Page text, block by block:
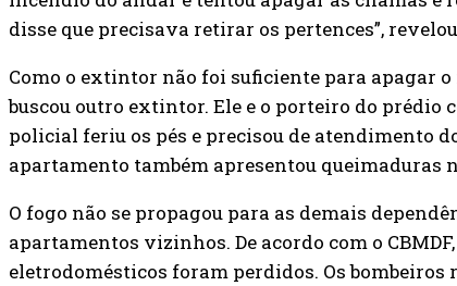
disse que precisava retirar os pertences”,
Como o extintor não foi suficiente para apagar
buscou outro extintor. Ele e o porteiro do prédio
policial feriu os pés e precisou de atendimento
apartamento também apresentou queimaduras
O fogo não se propagou para as demais
apartamentos vizinhos. De acordo com o
eletrodomésticos foram perdidos. Os